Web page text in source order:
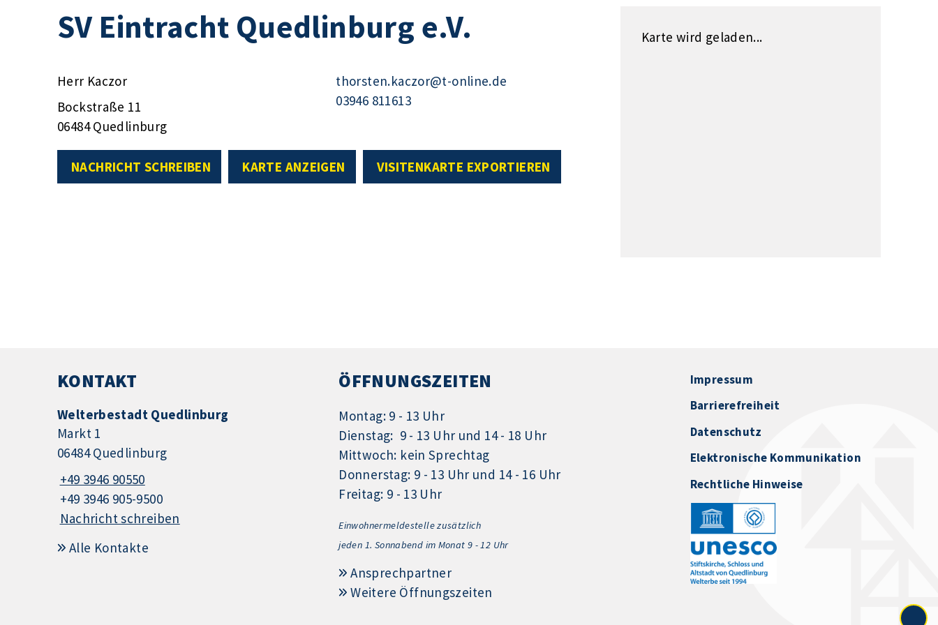
SV Eintracht Quedlinburg e.V.
Herr Kaczor
Bockstraße 11
06484 Quedlinburg
thorsten.kaczor@t-online.de
03946 811613
NACHRICHT SCHREIBEN KARTE ANZEIGEN VISITENKARTE EXPORTIEREN
Karte wird geladen...
KONTAKT
Welterbestadt Quedlinburg
Markt 1
06484 Quedlinburg
+49 3946 90550
+49 3946 905-9500
Nachricht schreiben
Alle Kontakte
ÖFFNUNGSZEITEN
Montag: 9 - 13 Uhr
Dienstag: 9 - 13 Uhr und 14 - 18 Uhr
Mittwoch: kein Sprechtag
Donnerstag: 9 - 13 Uhr und 14 - 16 Uhr
Freitag: 9 - 13 Uhr
Einwohnermeldestelle zusätzlich
jeden 1. Sonnabend im Monat 9 - 12 Uhr
Ansprechpartner
Weitere Öffnungszeiten
Impressum
Barrierefreiheit
Datenschutz
Elektronische Kommunikation
Rechtliche Hinweise